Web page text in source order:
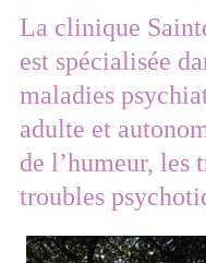
La clinique
est spécialisée
maladies
adulte et
de l’humeur, les
troubles